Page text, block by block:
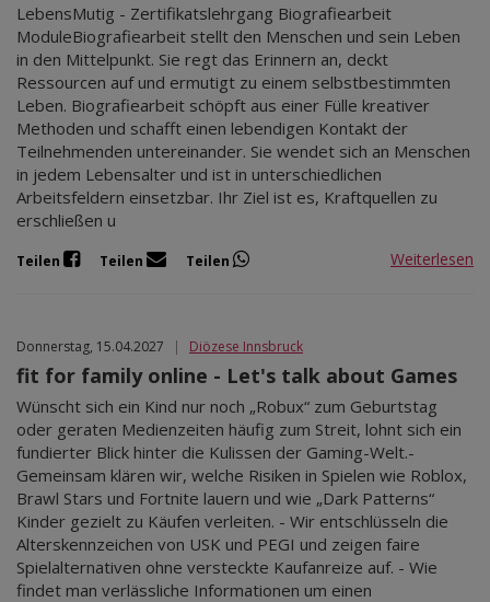
LebensMutig - Zertifikatslehrgang Biografiearbeit
ModuleBiografiearbeit stellt den Menschen und sein Leben
in den Mittelpunkt. Sie regt das Erinnern an, deckt
Ressourcen auf und ermutigt zu einem selbstbestimmten
Leben. Biografiearbeit schöpft aus einer Fülle kreativer
Methoden und schafft einen lebendigen Kontakt der
Teilnehmenden untereinander. Sie wendet sich an Menschen
in jedem Lebensalter und ist in unterschiedlichen
Arbeitsfeldern einsetzbar. Ihr Ziel ist es, Kraftquellen zu
erschließen u
Teilen Teilen Teilen Weiterlesen
Donnerstag, 15.04.2027 | Diözese Innsbruck
fit for family online - Let's talk about Games
Wünscht sich ein Kind nur noch „Robux“ zum Geburtstag
oder geraten Medienzeiten häufig zum Streit, lohnt sich ein
fundierter Blick hinter die Kulissen der Gaming-Welt.-
Gemeinsam klären wir, welche Risiken in Spielen wie Roblox,
Brawl Stars und Fortnite lauern und wie „Dark Patterns“
Kinder gezielt zu Käufen verleiten. - Wir entschlüsseln die
Alterskennzeichen von USK und PEGI und zeigen faire
Spielalternativen ohne versteckte Kaufanreize auf. - Wie
findet man verlässliche Informationen um einen